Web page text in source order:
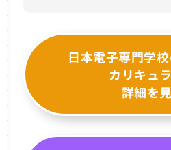
日本電子専門学
カリキュ
詳細を